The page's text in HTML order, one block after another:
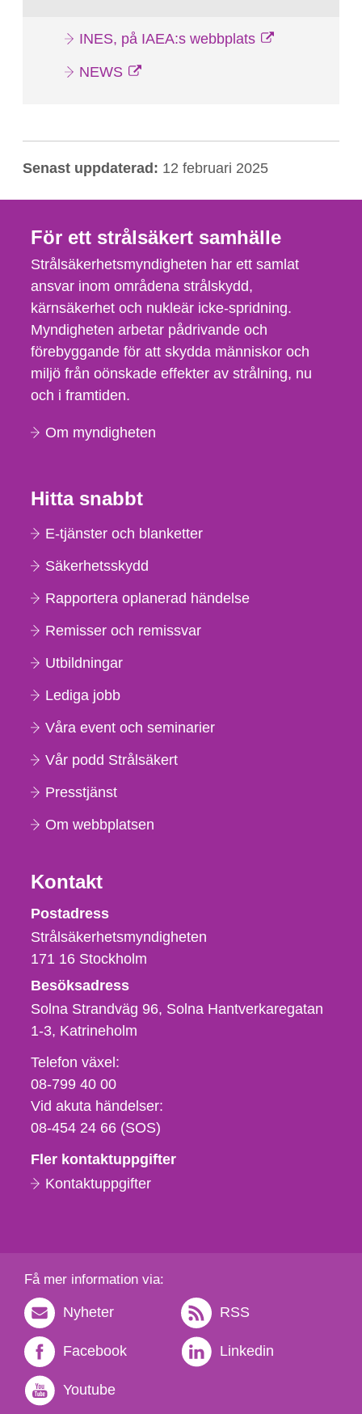
INES, på IAEA:s webbplats
NEWS
Senast uppdaterad: 12 februari 2025
För ett strålsäkert samhälle
Strålsäkerhetsmyndigheten har ett samlat
ansvar inom områdena strålskydd,
kärnsäkerhet och nukleär icke-spridning.
Myndigheten arbetar pådrivande och
förebyggande för att skydda människor och
miljö från oönskade effekter av strålning, nu
och i framtiden.
Om myndigheten
Hitta snabbt
E-tjänster och blanketter
Säkerhetsskydd
Rapportera oplanerad händelse
Remisser och remissvar
Utbildningar
Lediga jobb
Våra event och seminarier
Vår podd Strålsäkert
Presstjänst
Om webbplatsen
Kontakt
Strålsäkerhetsmyndigheten
Postadress
Strålsäkerhetsmyndigheten
171 16 Stockholm
Besöksadress
Solna Strandväg 96, Solna Hantverkaregatan
1-3 Katrineholm
Telefon,
fax
och
e-
Telefon växel:
08-799 40 00
Vid akuta händelser:
08-454 24 66 (SOS)
Fler kontaktuppgifter
Kontaktuppgifter
Få mer information via:
Nyheter RSS
Facebook Linkedin
Youtube